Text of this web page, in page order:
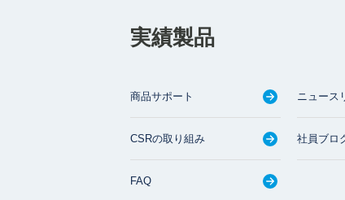
実績製品
商品サポート ニュース
CSRの取り組み 社員ブロ
FAQ